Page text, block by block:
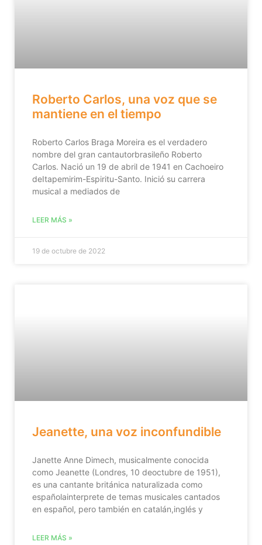
Roberto Carlos, una voz que se
mantiene en el tiempo
Roberto Carlos Braga Moreira es el verdadero
nombre del gran cantautorbrasileño Roberto
Carlos. Nació un 19 de abril de 1941 en Cachoeiro
deItapemirim-Espiritu-Santo. Inició su carrera
musical a mediados de
LEER MÁS »
19 de octubre de 2022
Jeanette, una voz inconfundible
Janette Anne Dimech, musicalmente conocida
como Jeanette (Londres, 10 deoctubre de 1951),
es una cantante británica naturalizada como
españolainterprete de temas musicales cantados
en español, pero también en catalán,inglés y
LEER MÁS »